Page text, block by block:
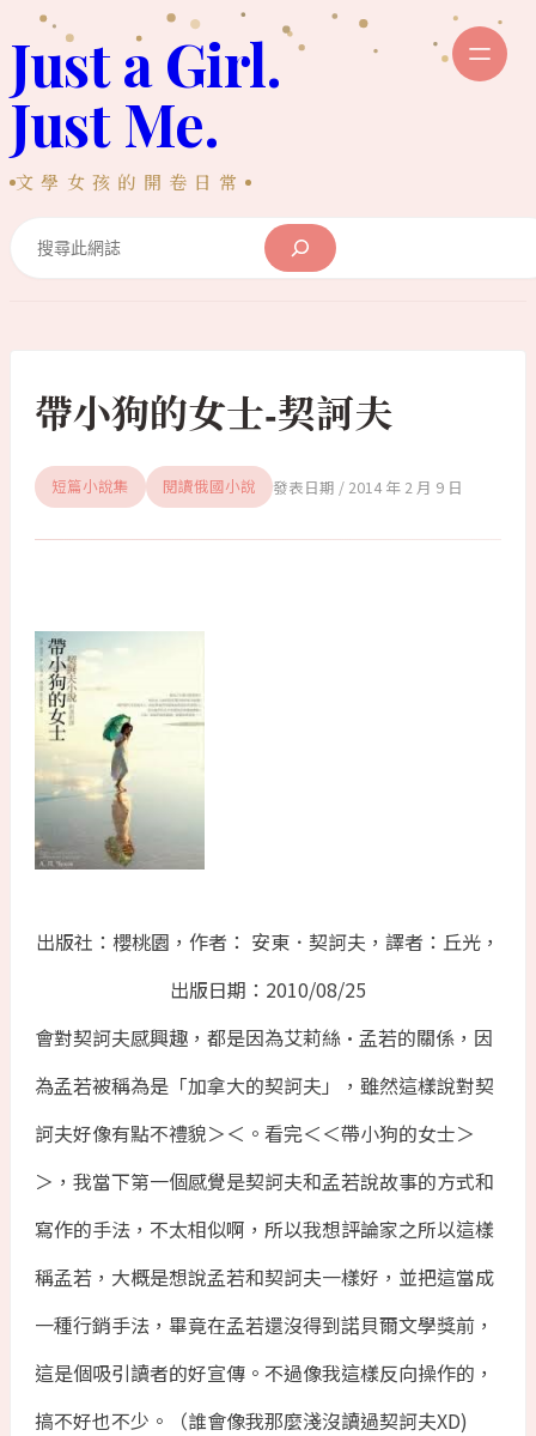
至
主
內
容
Just a Girl.
Just Me.
文學女孩的開卷日常
帶小狗的女士-契訶夫
短篇小說集 閱讀俄國小說 2014 年 2 月 9 日
出版社：櫻桃園，作者： 安東．契訶夫，譯者：丘光，
出版日期：2010/08/25
會對契訶夫感興趣，都是因為艾莉絲•孟若的關係，因
為孟若被稱為是「加拿大的契訶夫」，雖然這樣說對契
訶夫好像有點不禮貌＞＜。看完＜＜帶小狗的女士＞
＞，我當下第一個感覺是契訶夫和孟若說故事的方式和
寫作的手法，不太相似啊，所以我想評論家之所以這樣
稱孟若，大概是想說孟若和契訶夫一樣好，並把這當成
一種行銷手法，畢竟在孟若還沒得到諾貝爾文學獎前，
這是個吸引讀者的好宣傳。不過像我這樣反向操作的，
搞不好也不少。（誰會像我那麼淺沒讀過契訶夫XD)